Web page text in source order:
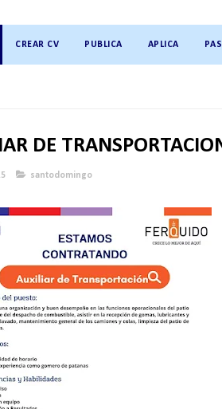
CREAR CV PUBLICA APLICA
DE
santodomingo